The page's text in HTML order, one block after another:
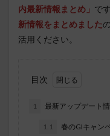
内最新情報まとめ」 で
新情報をまとめました
活用ください。
目次
1 最新アップデート
1.1 春のGIキャン